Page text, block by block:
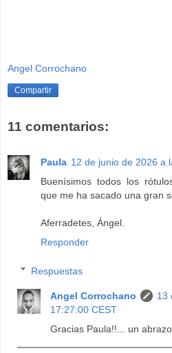
Angel Corrochano
Compartir
11 comentarios:
Paula 12 de junio de 2026 a
Buenísimos todos los
que me ha sacado una gran
Aferradetes, Ángel.
Responder
Respuestas
Angel Corrochano
13
17:27:00 CEST
Gracias Paula!!... un abrazo